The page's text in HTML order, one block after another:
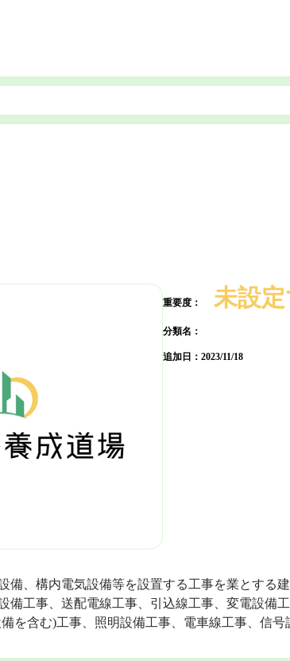
重要度： 未設
分類名：
追加日： 2023/11/18
備、構内電気設備等を設置する工事を業とする建
備工事、送配電線工事、引込線工事、変電設備工
を含む)工事、照明設備工事、電車線工事、信号